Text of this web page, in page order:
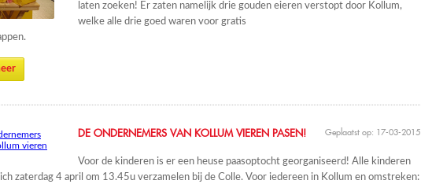
laten zoeken! Er zaten namelijk drie gouden eieren verstopt door Kollum,
welke alle drie goed waren voor gratis
Geplaatst op: 17-03-2015
DE ONDERNEMERS VAN KOLLUM VIEREN PASEN!
Voor de kinderen is er een heuse paasoptocht georganiseerd! Alle kinderen
zaterdag 4 april om 13.45u verzamelen bij de Colle. Voor iedereen in Kollum en omstreken: